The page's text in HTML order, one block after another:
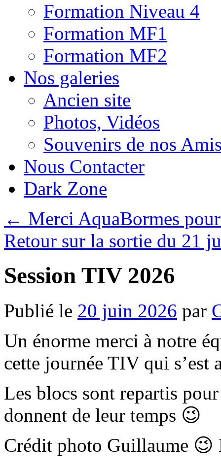
Formation Niveau 4
Formation MF1
Formation MF2
Nos galeries
Ancien site
Photos, Vidéos
Souvenirs de nos
Nous Contacter
Dark Zone
← Merci AquaBormes
Retour sur la sortie du 21
Session TIV 2026
Publié le 20 juin 2026 par
Un énorme merci à notre
cette journée TIV qui
Les blocs sont repartis
donnent de leur temps 😉
Crédit photo Guillaume 😉